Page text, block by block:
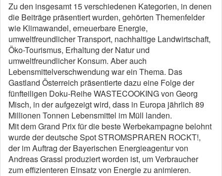
Zu den insgesamt 15 verschiedenen Kate­gorien, in denen
die Beiträge präsentiert wurden, gehörten Themenfelder
wie Klimawandel, erneuerbare Energie,
umweltfreundlicher Transport, nachhaltige Landwirtschaft,
Öko-Tourismus, Erhaltung der Natur und
umweltfreundlicher Konsum. Aber auch
Lebensmittelverschwendung war ein Thema. Das
Gastland Österreich präsentierte dazu eine Folge der
fünfteiligen Doku-Reihe WASTECOOKING von Georg
Misch, in der aufgezeigt wird, dass in Europa jährlich 89
Millionen Tonnen Lebensmittel im Müll landen.
Mit dem Grand Prix für die beste Werbekampagne belohnt
wurde der deutsche Spot STROMSPRAREN ROCKT!,
der im Auftrag der Baye­rischen Energieagentur von
Andreas Grassl produziert worden ist, um Verbraucher
zum effizienteren Einsatz von Energie zu animieren.